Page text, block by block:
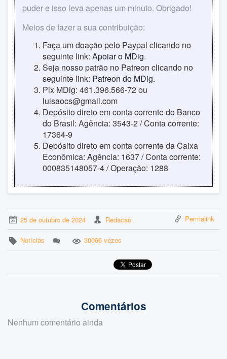
puder e isso leva apenas um minuto. Obrigado!
Meios de fazer a sua contribuição:
Faça um doação pelo Paypal clicando no
seguinte link: Apoiar o MDig.
Seja nosso patrão no Patreon clicando no
seguinte link: Patreon do MDig.
Pix MDig: 461.396.566-72 ou
luisaocs@gmail.com
Depósito direto em conta corrente do Banco
do Brasil: Agência: 3543-2 / Conta corrente:
17364-9
Depósito direto em conta corrente da Caixa
Econômica: Agência: 1637 / Conta corrente:
000835148057-4 / Operação: 1288
25 de outubro de 2024 Redacao Permalink
Notícias 30066 vezes
Comentários
Nenhum comentário ainda